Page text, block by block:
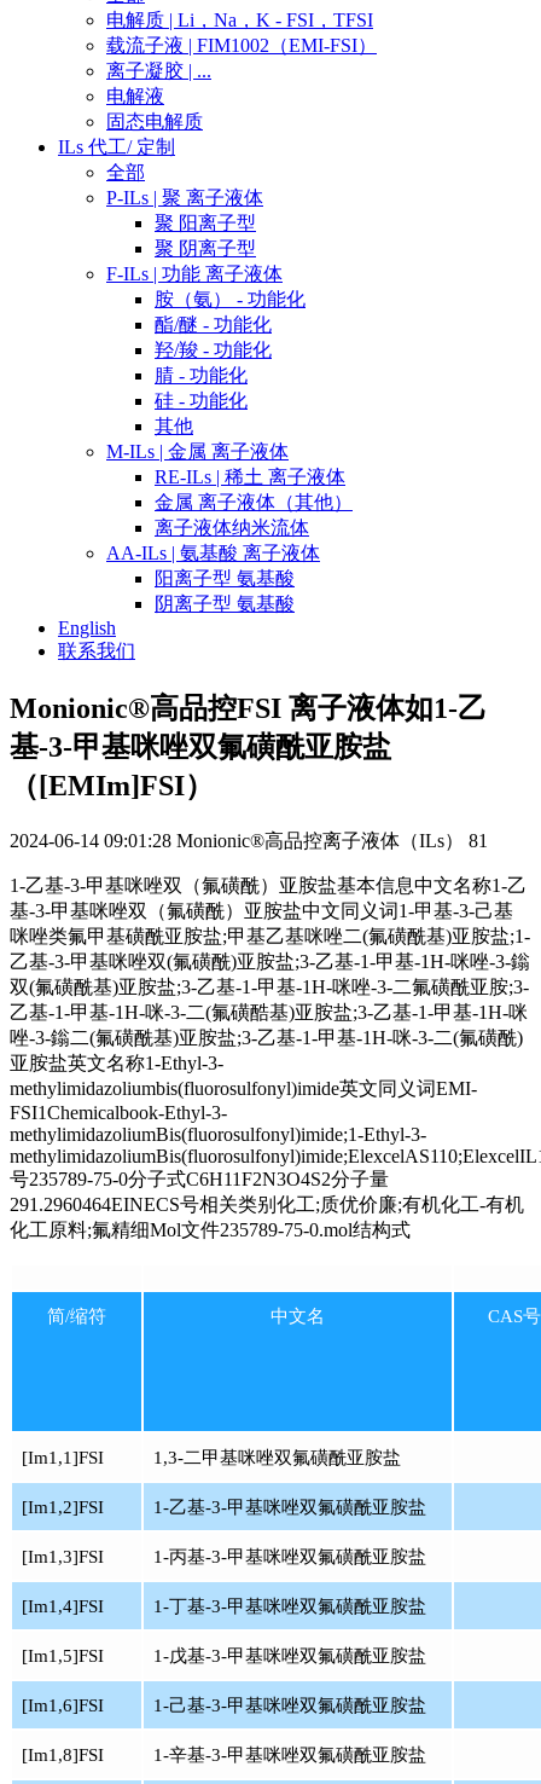
电解质 | Li，Na，K - FSI，TFSI
载流子液 | FIM1002（EMI-FSI）
离子凝胶 | ...
电解液
固态电解质
ILs 代工/ 定制
全部
P-ILs | 聚 离子液体
聚 阳离子型
聚 阴离子型
F-ILs | 功能 离子液体
胺（氨） - 功能化
酯/醚 - 功能化
羟/羧 - 功能化
腈 - 功能化
硅 - 功能化
其他
M-ILs | 金属 离子液体
RE-ILs | 稀土 离子液体
金属 离子液体（其他）
离子液体纳米流体
AA-ILs | 氨基酸 离子液体
阳离子型 氨基酸
阴离子型 氨基酸
English
联系我们
Monionic®高品控FSI 离子液体如1-乙
基-3-甲基咪唑双氟磺酰亚胺盐
（[EMIm]FSI）
2024-06-14 09:01:28 Monionic®高品控离子液体（ILs） 81
1-乙基-3-甲基咪唑双（氟磺酰）亚胺盐基本信息中文名称1-乙
基-3-甲基咪唑双（氟磺酰）亚胺盐中文同义词1-甲基-3-己基
咪唑类氟甲基磺酰亚胺盐;甲基乙基咪唑二(氟磺酰基)亚胺盐;1-
乙基-3-甲基咪唑双(氟磺酰)亚胺盐;3-乙基-1-甲基-1H-咪唑-3-鎓
双(氟磺酰基)亚胺盐;3-乙基-1-甲基-1H-咪唑-3-二氟磺酰亚胺;3-
乙基-1-甲基-1H-咪-3-二(氟磺酷基)亚胺盐;3-乙基-1-甲基-1H-咪
唑-3-鎓二(氟磺酰基)亚胺盐;3-乙基-1-甲基-1H-咪-3-二(氟磺酰)
亚胺盐英文名称1-Ethyl-3-
methylimidazoliumbis(fluorosulfonyl)imide英文同义词EMI-
FSI1Chemicalbook-Ethyl-3-
methylimidazoliumBis(fluorosulfonyl)imide;1-Ethyl-3-
号235789-75-0分子式C6H11F2N3O4S2分子量
291.2960464EINECS号相关类别化工;质优价廉;有机化工-有机
化工原料;氟精细Mol文件235789-75-0.mol结构式
简/缩符 中文名 CAS号
[Im1,1]FSI 1,3-二甲基咪唑双氟磺酰亚胺盐
[Im1,2]FSI 1-乙基-3-甲基咪唑双氟磺酰亚胺盐
[Im1,3]FSI 1-丙基-3-甲基咪唑双氟磺酰亚胺盐
[Im1,4]FSI 1-丁基-3-甲基咪唑双氟磺酰亚胺盐
[Im1,5]FSI 1-戊基-3-甲基咪唑双氟磺酰亚胺盐
[Im1,6]FSI 1-己基-3-甲基咪唑双氟磺酰亚胺盐
[Im1,8]FSI 1-辛基-3-甲基咪唑双氟磺酰亚胺盐